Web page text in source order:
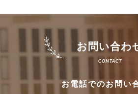
お問い合わ
お電話でのお問い